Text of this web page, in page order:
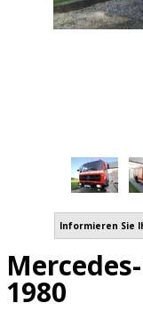
Informieren Sie
1980